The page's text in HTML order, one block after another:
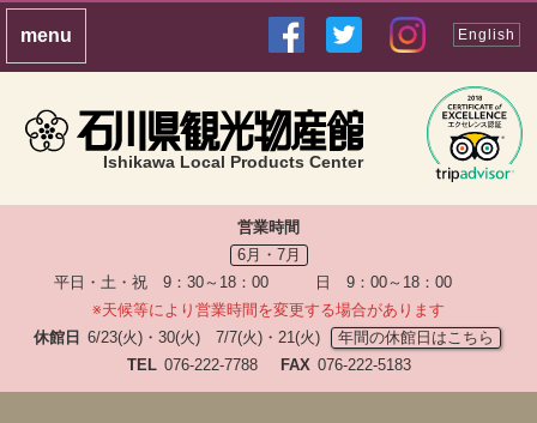
Ishikawa Local Products Center
English
営業時間
6月・7月
平日・土・祝 9：30～18：00 日 9：00～18：00
※天候等により営業時間を変更する場合があります
休館日 6/23(火)・30(火) 7/7(火)・21(火)
年間の休館日はこちら
TEL 076-222-7788 FAX 076-222-5183